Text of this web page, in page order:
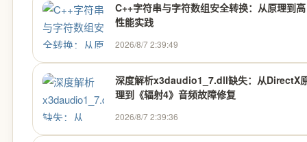
C++字符串与字符数组安全转换：从原理到高
性能实践
2026/8/7 2:39:49
深度解析x3daudio1_7.dll缺失：从DirectX
理到《辐射4》音频故障修复
2026/8/7 2:39:36